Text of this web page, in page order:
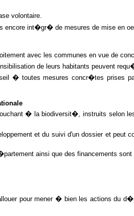
volontaire.
encore int�gr� de mesures de mise en
avec les communes en vue de
de leurs habitants peuvent
� toutes mesures concr�tes prises
� la biodiversit�, instruits selon
et du suivi d'un dossier et
ainsi que des financements
pour mener � bien les actions du